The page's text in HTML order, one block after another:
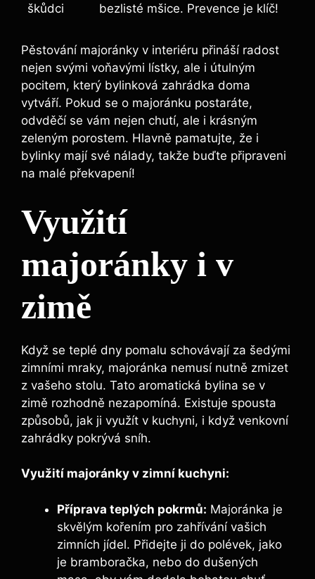
škůdci
bezlisté mšice. Prevence je klíč!
Pěstování majoránky v interiéru přináší radost
nejen svými voňavými lístky, ale i útulným
pocitem, který bylinková zahrádka doma
vytváří. Pokud se o majoránku postaráte,
odvděčí se vám nejen chutí, ale i krásným
zeleným porostem. Hlavně pamatujte, že i
bylinky mají své nálady, takže buďte připraveni
na malé překvapení!
Využití
majoránky i v
zimě
Když se teplé dny pomalu schovávají za šedými
zimními mraky, majoránka nemusí nutně zmizet
z vašeho stolu. Tato aromatická bylina se v
zimě rozhodně nezapomíná. Existuje spousta
způsobů, jak ji využít v kuchyni, i když venkovní
zahrádky pokrývá sníh.
Využití majoránky v zimní kuchyni:
Příprava teplých pokrmů: Majoránka je
skvělým kořením pro zahřívání vašich
zimních jídel. Přidejte ji do polévek, jako
je bramboračka, nebo do dušených